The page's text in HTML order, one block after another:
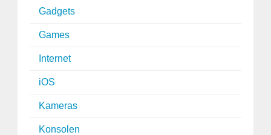
Gadgets
Games
Internet
iOS
Kameras
Konsolen